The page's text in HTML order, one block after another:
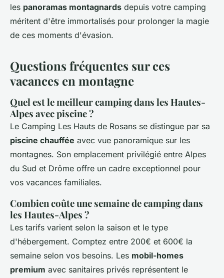
les panoramas montagnards depuis votre camping
méritent d'être immortalisés pour prolonger la magie
de ces moments d'évasion.
Questions fréquentes sur ces
vacances en montagne
Quel est le meilleur camping dans les Hautes-
Alpes avec piscine ?
Le Camping Les Hauts de Rosans se distingue par sa
piscine chauffée avec vue panoramique sur les
montagnes. Son emplacement privilégié entre Alpes
du Sud et Drôme offre un cadre exceptionnel pour
vos vacances familiales.
Combien coûte une semaine de camping dans
les Hautes-Alpes ?
Les tarifs varient selon la saison et le type
d'hébergement. Comptez entre 200€ et 600€ la
semaine selon vos besoins. Les mobil-homes
premium avec sanitaires privés représentent le